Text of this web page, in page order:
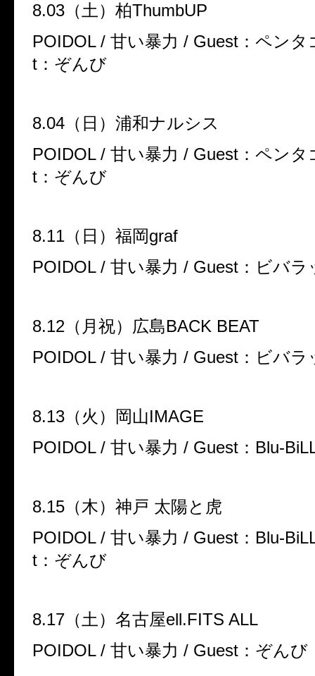
8.03 （土）柏ThumbUP
POIDOL / 甘い暴力 / Guest ：ペンタ
t ：ぞんび
8.04 （日）浦和ナルシス
POIDOL / 甘い暴力 / Guest ：ペンタ
t ：ぞんび
8.11 （日）福岡graf
POIDOL / 甘い暴力 / Guest ：ビバ
8.12 （月祝）広島BACK BEAT
POIDOL / 甘い暴力 / Guest ：ビバ
8.13 （火）岡山IMAGE
POIDOL / 甘い暴力 / Guest ： Blu-
8.15 （木）神戸 太陽と虎
POIDOL / 甘い暴力 / Guest ： Blu-
t ：ぞんび
8.17 （土）名古屋ell.FITS ALL
POIDOL / 甘い暴力 / Guest ：ぞんび